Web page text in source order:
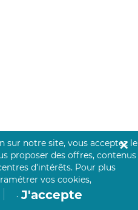
sur notre site, vous acceptez le
proposer des offres, contenus
d’intérêts. Pour plus
vos cookies,
. J'accepte
✕